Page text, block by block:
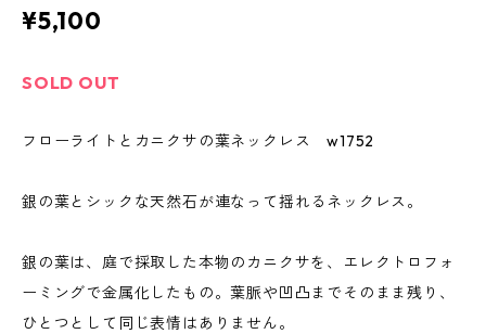
¥5,100
SOLD OUT
フローライトとカニクサの葉ネックレス w1752
銀の葉とシックな天然石が連なって揺れるネックレス。
銀の葉は、庭で採取した本物のカニクサを、エレクトロフォ
ーミングで金属化したもの。葉脈や凹凸までそのまま残り、
ひとつとして同じ表情はありません。